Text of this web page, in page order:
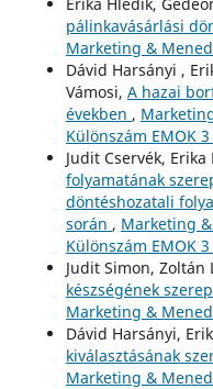
pálinkavásárlási
Marketing &
Dávid Harsányi ,
Vámosi, A hazai
években ,
Különszám EMOK
Judit Cservék, Erika
folyamatának
döntéshozatali
során , Marketing
Különszám EMOK
Judit Simon, Zoltán
készségének
Marketing &
Dávid Harsányi,
kiválasztásának
Marketing &